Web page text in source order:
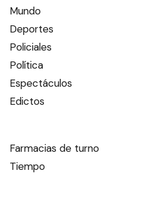
Mundo
Deportes
Policiales
Política
Espectáculos
Edictos
Farmacias de turno
Tiempo